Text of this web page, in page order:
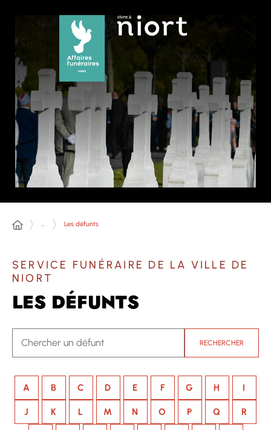
... Les défunts
SERVICE FUNÉRAIRE DE LA VILLE DE
NIORT
LES DÉFUNTS
RECHERCHER
A B C D E F G H I
J K L M N O P Q R